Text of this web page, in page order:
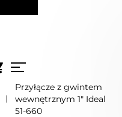
Przyłącze z gwintem
wewnętrznym 1" Ideal
51-660